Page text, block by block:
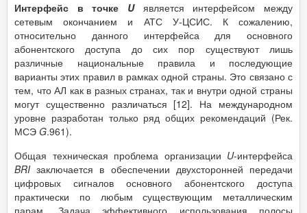
Интерфейс в точке Uявляется интерфейсом между
сетевым окончанием и АТС У-ЦСИС. К сожалению,
относительно данного интерфейса для основного
абонентского доступа до сих пор существуют лишь
различные национальные правила и последующие
варианты этих правил в рамках одной страны. Это связано с
тем, что АЛ как в разных странах, так и внутри одной страны
могут существенно различаться [12]. На международном
уровне разработан только ряд общих рекомендаций (Рек.
МСЭ G.961).
Общая техническая проблема организации U-интерфейса
BRI заключается в обеспечении двухсторонней передачи
цифровых сигналов основного абонентского доступа
практически по любым существующим металлическим